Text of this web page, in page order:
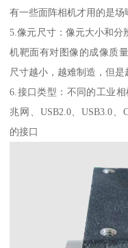
有一些面阵相机才用的是场
5.像元尺寸：像元大小和分
机靶面有对图像的成像质
尺寸越小，越难制造，但是
6.接口类型：不同的工业
兆网、USB2.0、USB3.0、
的接口